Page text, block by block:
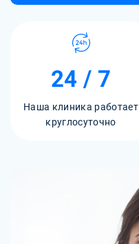
24 / 7
Наша клиника работает
круглосуточно